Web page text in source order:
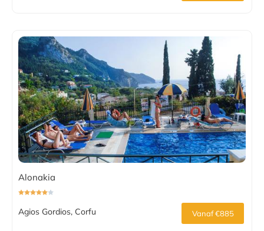
Alonakia
Agios Gordios, Corfu Vanaf €885